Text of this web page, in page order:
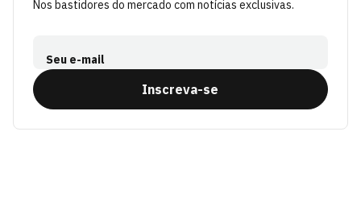
Nos bastidores do mercado com notícias exclusivas.
Seu e-mail
Inscreva-se